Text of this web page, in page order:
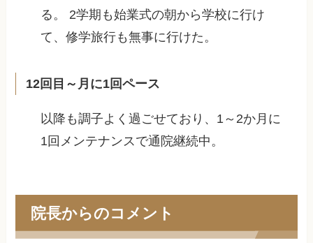
る。 2学期も始業式の朝から学校に行け
て、修学旅行も無事に行けた。
12回目～月に1回ペース
以降も調子よく過ごせており、1～2か月に
1回メンテナンスで通院継続中。
院長からのコメント